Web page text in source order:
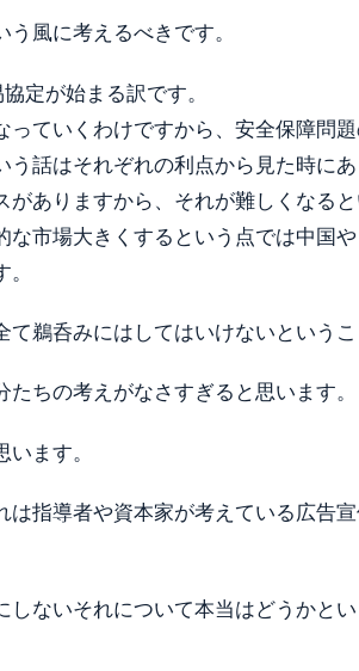
風に考えるべきです。
定が始まる訳です。
ていくわけですから、安全保障問
話はそれぞれの利点から見た時に
ありますから、それが難しくなる
市場大きくするという点では中国
鵜呑みにはしてはいけないというこ
ちの考えがなさすぎると思います。
ます。
指導者や資本家が考えている広告
ないそれについて本当はどうかと